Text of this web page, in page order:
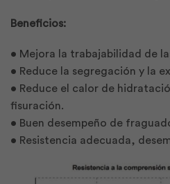
Beneficios:
• Mejora la trabajabilidad de
• Reduce la segregación y la
• Reduce el calor de
fisuración.
• Buen desempeño de
• Resistencia adecuada,